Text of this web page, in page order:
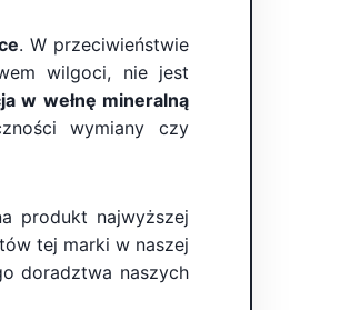
. W przeciwieństwie
wilgoci, nie jest
w wełnę mineralną
wymiany czy
produkt najwyższej
tej marki w naszej
doradztwa naszych